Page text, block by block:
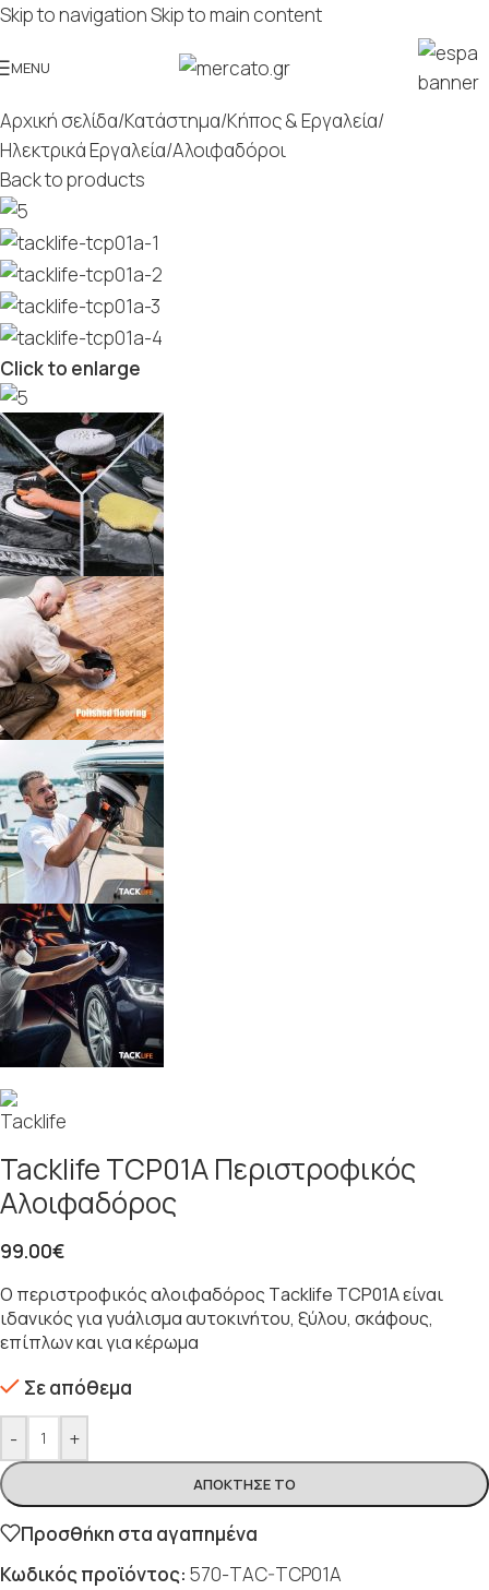
Skip to navigationSkip to main content
MENU
Αρχική σελίδα/Κατάστημα/Κήπος & Εργαλεία/
Ηλεκτρικά Εργαλεία/Αλοιφαδόροι
Back to products
Click to enlarge
Tacklife TCP01A Περιστροφικός
Αλοιφαδόρος
99.00€
O περιστροφικός αλοιφαδόρος Τacklife TCP01A είναι
ιδανικός για γυάλισμα αυτοκινήτου, ξύλου, σκάφους,
επίπλων και για κέρωμα
Σε απόθεμα
- +
ΑΠΌΚΤΗΣΈ ΤΟ
Προσθήκη στα αγαπημένα
Κωδικός προϊόντος: 570-TAC-TCP01A